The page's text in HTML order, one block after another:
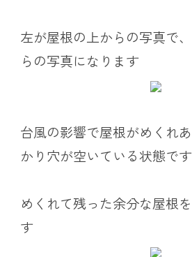
左が屋根の上からの写真で
らの写真になります
台風の影響で屋根がめくれ
かり穴が空いている状態です
めくれて残った余分な屋根
す